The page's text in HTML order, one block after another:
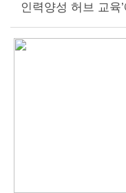
인력양성 허브 교육
을 대상으로 현장교
그램은 보건복지부